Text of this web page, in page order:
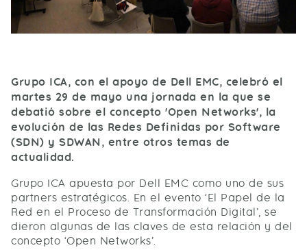
Grupo ICA, con el apoyo de Dell EMC, celebró el
martes 29 de mayo una jornada en la que se
debatió sobre el concepto 'Open Networks', la
evolución de las Redes Definidas por Software
(SDN) y SDWAN, entre otros temas de
actualidad.
Grupo ICA apuesta por Dell EMC como uno de sus
partners estratégicos. En el evento ‘El Papel de la
Red en el Proceso de Transformación Digital’, se
dieron algunas de las claves de esta relación y del
concepto ‘Open Networks’.